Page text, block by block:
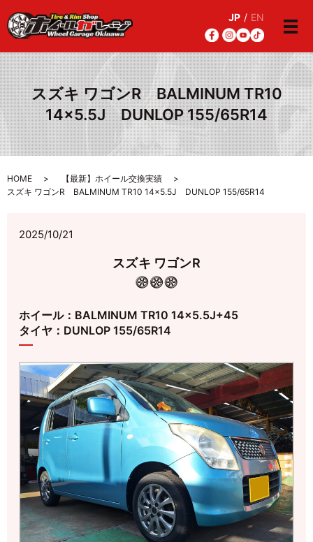
JP / EN
メ
スズキ ワゴンR BALMINUM TR10
14×5.5J DUNLOP 155/65R14
HOME
【最新】ホイール交換実績
スズキ ワゴンR BALMINUM TR10 14×5.5J DUNLOP 155/65R14
2025/10/21
スズキ ワゴンR
ホイール：BALMINUM TR10 14×5.5J+45
タイヤ：DUNLOP 155/65R14